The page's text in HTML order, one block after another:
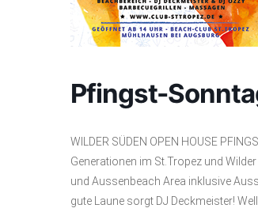
Pfingst-
WILDER SÜDEN OPEN HOUSE
Generationen im St.Tropez und
und Aussenbeach Area inklusive
gute Laune sorgt DJ Deckmeister!